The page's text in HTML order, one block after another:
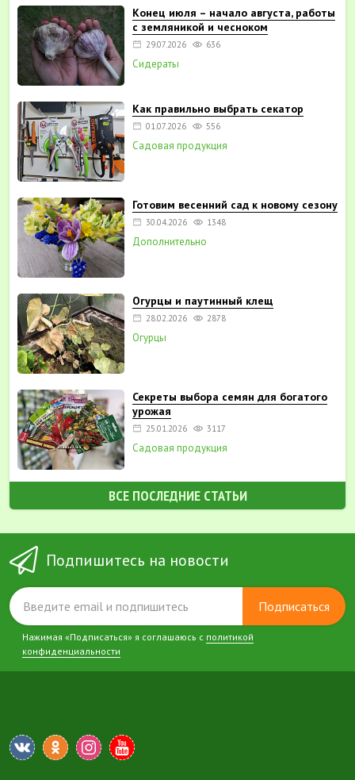
Конец июля – начало августа, работы
с земляникой и чесноком
29.07.2026 636
Сидераты
Как правильно выбрать секатор
01.07.2026 556
Садовая продукция
Готовим весенний сад к новому сезону
30.04.2026 1348
Дополнительно
Огурцы и паутинный клещ
28.02.2026 2878
Огурцы
Секреты выбора семян для богатого
урожая
25.01.2026 3117
Садовая продукция
ВСЕ ПОСЛЕДНИЕ СТАТЬИ
Подпишитесь на новости
Подписаться
Нажимая «Подписаться» я соглашаюсь с политикой
конфиденциальности